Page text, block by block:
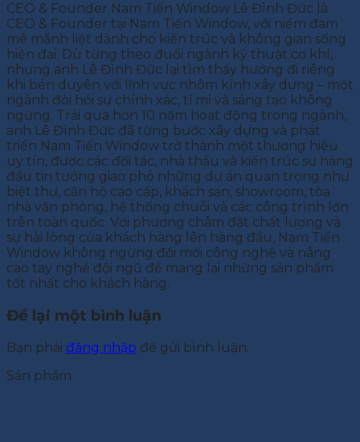
CEO & Founder Nam Tiến Window Lê Đình Đức là
CEO & Founder tại Nam Tiến Window, với niềm đam
mê mãnh liệt dành cho kiến trúc và không gian sống
hiện đại. Dù từng theo đuổi ngành kỹ thuật cơ khí,
nhưng anh Lê Đình Đức lại tìm thấy hướng đi riêng
khi bén duyên với lĩnh vực nhôm kính xây dựng – một
ngành đòi hỏi sự chính xác, tỉ mỉ và sáng tạo không
ngừng. Trải qua hơn 10 năm hoạt động trong ngành,
anh Lê Đình Đức đã từng bước xây dựng và phát
triển Nam Tiến Window trở thành một thương hiệu
uy tín, được các đối tác, nhà thầu và kiến trúc sư hàng
đầu tin tưởng giao phó những dự án quan trọng như
biệt thự, căn hộ cao cấp, khách sạn, showroom, tòa
nhà văn phòng, hệ thống chuỗi và các công trình lớn
trên toàn quốc. Với phương châm đặt chất lượng và
sự hài lòng của khách hàng lên hàng đầu, Nam Tiến
Window không ngừng đổi mới công nghệ và nâng
cao tay nghề đội ngũ để mang lại những sản phẩm
tốt nhất cho khách hàng.
Để lại một bình luận
Bạn phải đăng nhập để gửi bình luận.
Sản phẩm